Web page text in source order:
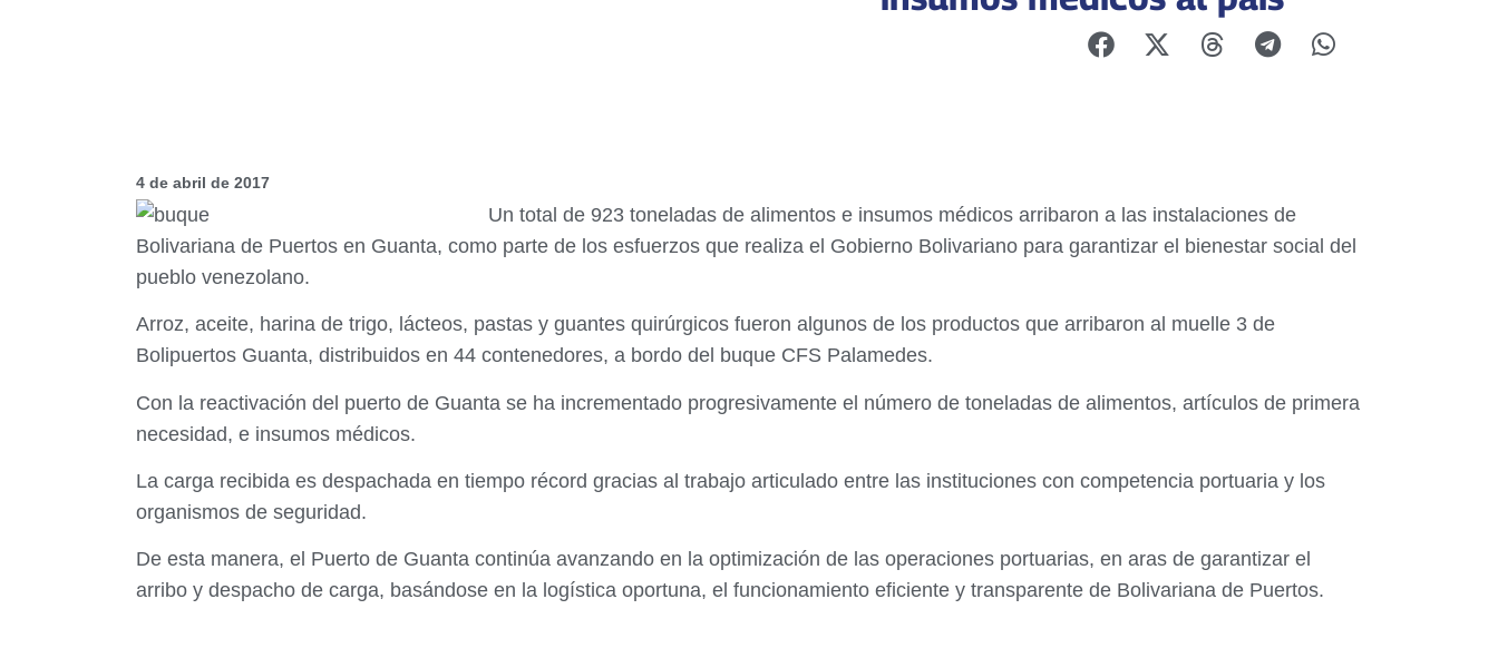
4 de abril de 2017
Un total de 923 toneladas de alimentos e insumos médicos arribaron a las instalaciones de
Bolivariana de Puertos en Guanta, como parte de los esfuerzos que realiza el Gobierno Bolivariano para garantizar el bienestar social del
pueblo venezolano.
Arroz, aceite, harina de trigo, lácteos, pastas y guantes quirúrgicos fueron algunos de los productos que arribaron al muelle 3 de
Bolipuertos Guanta, distribuidos en 44 contenedores, a bordo del buque CFS Palamedes.
Con la reactivación del puerto de Guanta se ha incrementado progresivamente el número de toneladas de alimentos, artículos de primera
necesidad, e insumos médicos.
La carga recibida es despachada en tiempo récord gracias al trabajo articulado entre las instituciones con competencia portuaria y los
organismos de seguridad.
De esta manera, el Puerto de Guanta continúa avanzando en la optimización de las operaciones portuarias, en aras de garantizar el
arribo y despacho de carga, basándose en la logística oportuna, el funcionamiento eficiente y transparente de Bolivariana de Puertos.